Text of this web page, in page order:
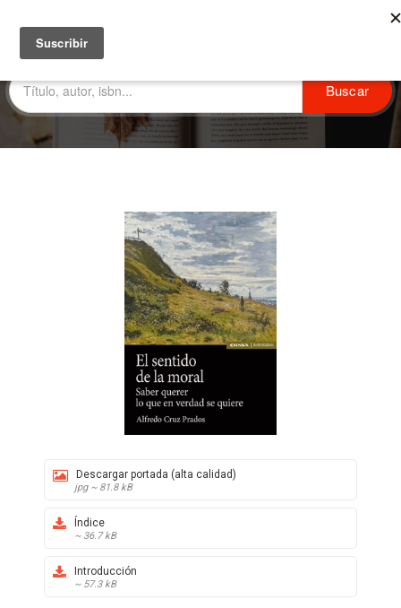
Descargar portada (alta calidad)
jpg ~ 81.8 kB
Índice
~ 36.7 kB
Introducción
~ 57.3 kB